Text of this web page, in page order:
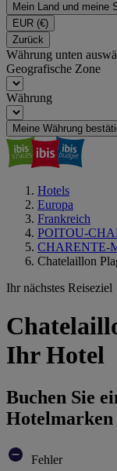
Mein Land und meine
EUR (€)
Zurück
Währung unten
Geografische Zone
Währung
Meine Währung
Hotels
Europa
Frankreich
POITOU-
CHARENTE-
Chatelaillon
Ihr nächstes Reiseziel
Ihr Hotel
Buchen Sie
Hotelmarken
Fehler